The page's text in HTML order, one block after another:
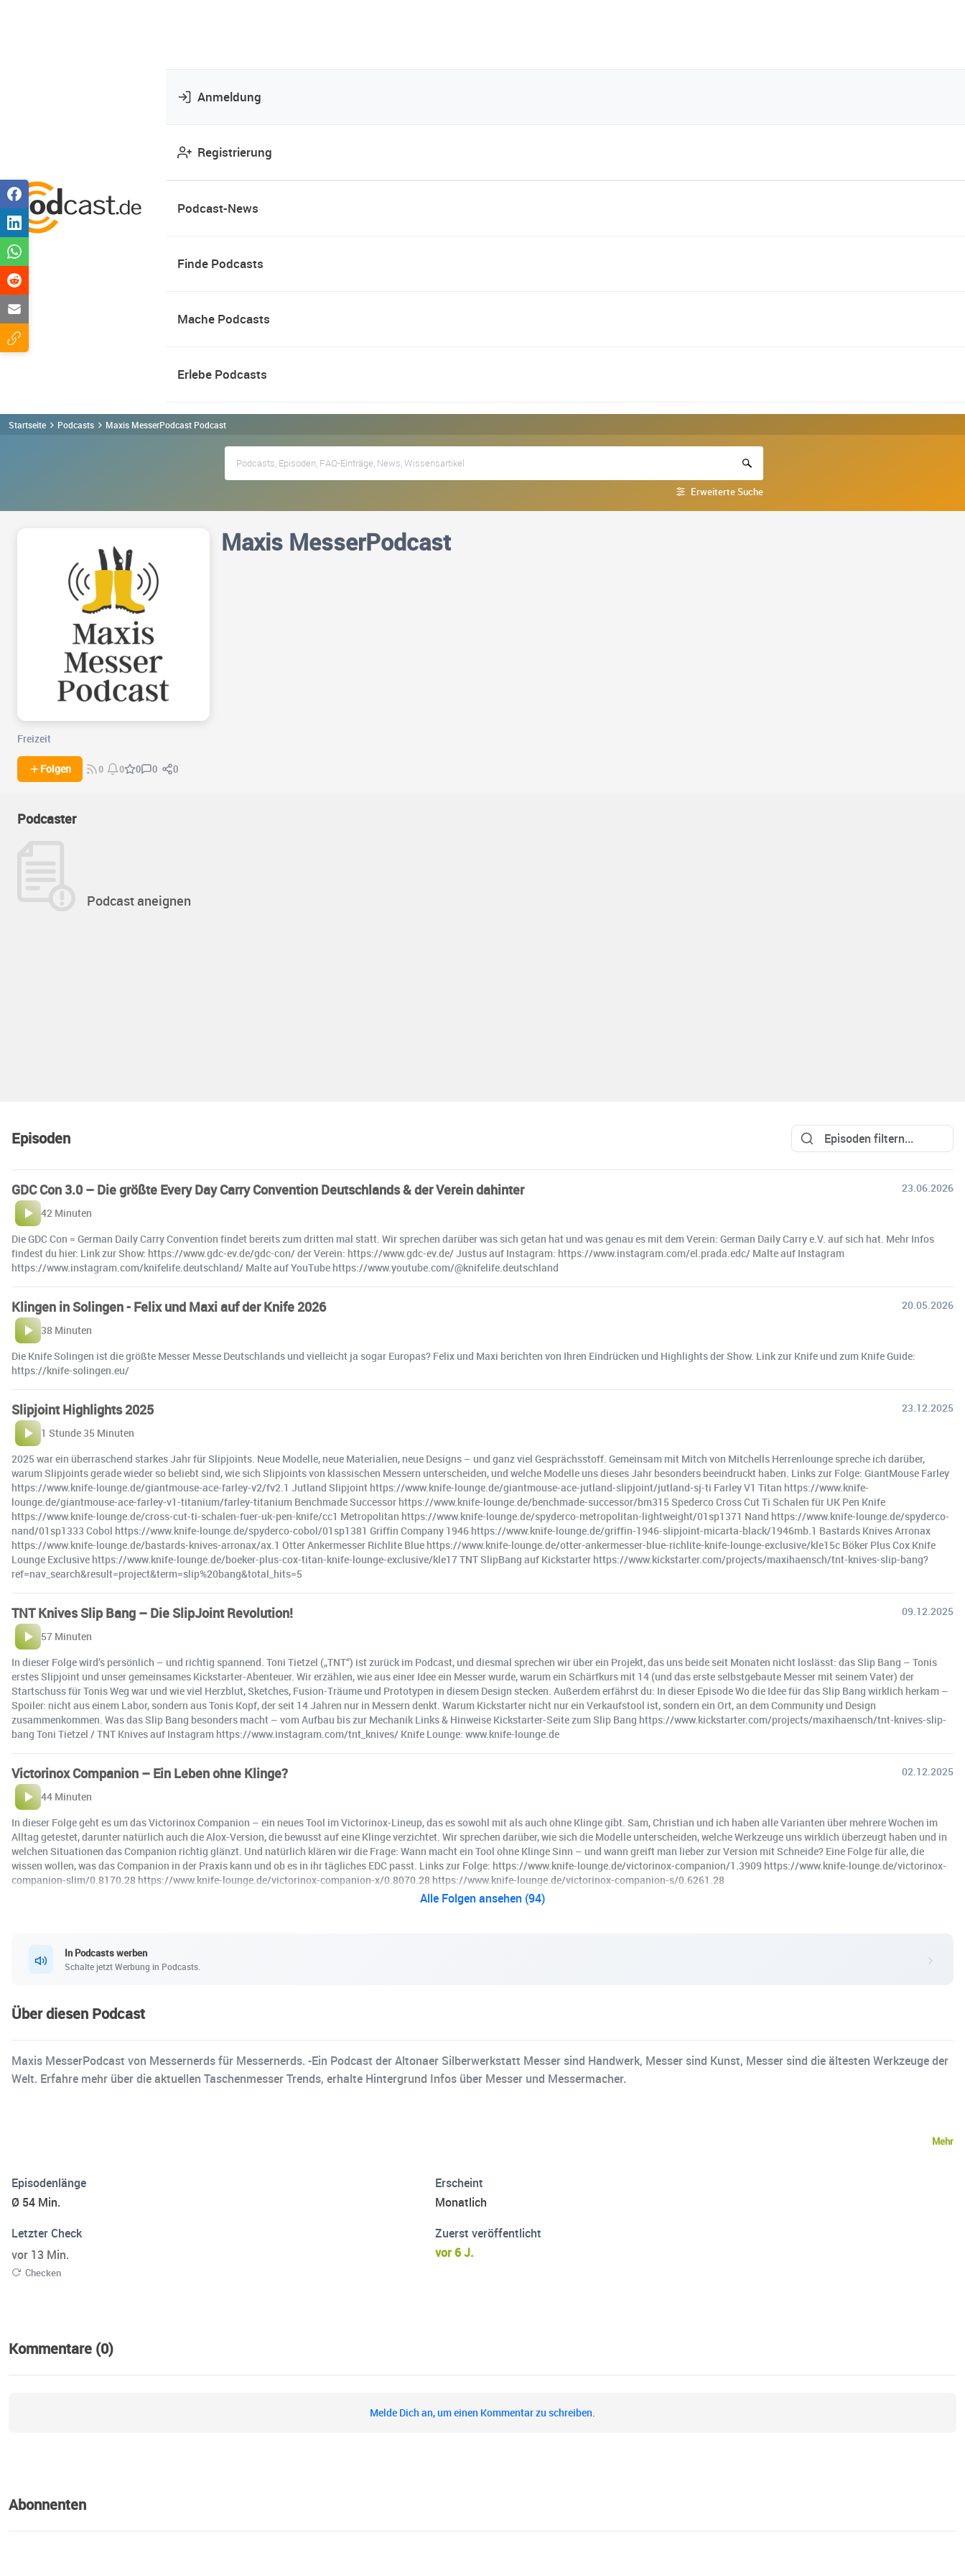
Anmeldung
Registrierung
Podcast-News
Finde Podcasts
Mache Podcasts
Erlebe Podcasts
Startseite Podcasts Maxis MesserPodcast Podcast
Erweiterte Suche
Maxis MesserPodcast
Freizeit
Folgen 0 0 0 0 0
Podcaster
Podcast aneignen
Episoden
GDC Con 3.0 – Die größte Every Day Carry Convention Deutschlands & der Verein dahinter
23.06.2026
42 Minuten
Die GDC Con = German Daily Carry Convention findet bereits zum dritten mal statt. Wir sprechen darüber was sich getan hat und was genau es mit dem Verein: German Daily Carry e.V. auf sich hat. Mehr Infos
findest du hier: Link zur Show: https://www.gdc-ev.de/gdc-con/ der Verein: https://www.gdc-ev.de/ Justus auf Instagram: https://www.instagram.com/el.prada.edc/ Malte auf Instagram
https://www.instagram.com/knifelife.deutschland/ Malte auf YouTube https://www.youtube.com/@knifelife.deutschland
Klingen in Solingen - Felix und Maxi auf der Knife 2026
20.05.2026
38 Minuten
Die Knife Solingen ist die größte Messer Messe Deutschlands und vielleicht ja sogar Europas? Felix und Maxi berichten von Ihren Eindrücken und Highlights der Show. Link zur Knife und zum Knife Guide:
https://knife-solingen.eu/
Slipjoint Highlights 2025
23.12.2025
1 Stunde 35 Minuten
2025 war ein überraschend starkes Jahr für Slipjoints. Neue Modelle, neue Materialien, neue Designs – und ganz viel Gesprächsstoff. Gemeinsam mit Mitch von Mitchells Herrenlounge spreche ich darüber,
warum Slipjoints gerade wieder so beliebt sind, wie sich Slipjoints von klassischen Messern unterscheiden, und welche Modelle uns dieses Jahr besonders beeindruckt haben. Links zur Folge: GiantMouse Farley
https://www.knife-lounge.de/giantmouse-ace-farley-v2/fv2.1 Jutland Slipjoint https://www.knife-lounge.de/giantmouse-ace-jutland-slipjoint/jutland-sj-ti Farley V1 Titan https://www.knife-
lounge.de/giantmouse-ace-farley-v1-titanium/farley-titanium Benchmade Successor https://www.knife-lounge.de/benchmade-successor/bm315 Spederco Cross Cut Ti Schalen für UK Pen Knife
https://www.knife-lounge.de/cross-cut-ti-schalen-fuer-uk-pen-knife/cc1 Metropolitan https://www.knife-lounge.de/spyderco-metropolitan-lightweight/01sp1371 Nand https://www.knife-lounge.de/spyderco-
nand/01sp1333 Cobol https://www.knife-lounge.de/spyderco-cobol/01sp1381 Griffin Company 1946 https://www.knife-lounge.de/griffin-1946-slipjoint-micarta-black/1946mb.1 Bastards Knives Arronax
https://www.knife-lounge.de/bastards-knives-arronax/ax.1 Otter Ankermesser Richlite Blue https://www.knife-lounge.de/otter-ankermesser-blue-richlite-knife-lounge-exclusive/kle15c Böker Plus Cox Knife
Lounge Exclusive https://www.knife-lounge.de/boeker-plus-cox-titan-knife-lounge-exclusive/kle17 TNT SlipBang auf Kickstarter https://www.kickstarter.com/projects/maxihaensch/tnt-knives-slip-bang?
ref=nav_search&result=project&term=slip%20bang&total_hits=5
TNT Knives Slip Bang – Die SlipJoint Revolution!
09.12.2025
57 Minuten
In dieser Folge wird’s persönlich – und richtig spannend. Toni Tietzel („TNT“) ist zurück im Podcast, und diesmal sprechen wir über ein Projekt, das uns beide seit Monaten nicht loslässt: das Slip Bang – Tonis
erstes Slipjoint und unser gemeinsames Kickstarter-Abenteuer. Wir erzählen, wie aus einer Idee ein Messer wurde, warum ein Schärfkurs mit 14 (und das erste selbstgebaute Messer mit seinem Vater) der
Startschuss für Tonis Weg war und wie viel Herzblut, Sketches, Fusion-Träume und Prototypen in diesem Design stecken. Außerdem erfährst du: In dieser Episode Wo die Idee für das Slip Bang wirklich herkam –
Spoiler: nicht aus einem Labor, sondern aus Tonis Kopf, der seit 14 Jahren nur in Messern denkt. Warum Kickstarter nicht nur ein Verkaufstool ist, sondern ein Ort, an dem Community und Design
zusammenkommen. Was das Slip Bang besonders macht – vom Aufbau bis zur Mechanik Links & Hinweise Kickstarter-Seite zum Slip Bang https://www.kickstarter.com/projects/maxihaensch/tnt-knives-slip-
bang Toni Tietzel / TNT Knives auf Instagram https://www.instagram.com/tnt_knives/ Knife Lounge: www.knife-lounge.de
Victorinox Companion – Ein Leben ohne Klinge?
02.12.2025
44 Minuten
In dieser Folge geht es um das Victorinox Companion – ein neues Tool im Victorinox-Lineup, das es sowohl mit als auch ohne Klinge gibt. Sam, Christian und ich haben alle Varianten über mehrere Wochen im
Alltag getestet, darunter natürlich auch die Alox-Version, die bewusst auf eine Klinge verzichtet. Wir sprechen darüber, wie sich die Modelle unterscheiden, welche Werkzeuge uns wirklich überzeugt haben und in
welchen Situationen das Companion richtig glänzt. Und natürlich klären wir die Frage: Wann macht ein Tool ohne Klinge Sinn – und wann greift man lieber zur Version mit Schneide? Eine Folge für alle, die
wissen wollen, was das Companion in der Praxis kann und ob es in ihr tägliches EDC passt. Links zur Folge: https://www.knife-lounge.de/victorinox-companion/1.3909 https://www.knife-lounge.de/victorinox-
companion-slim/0.8170.28 https://www.knife-lounge.de/victorinox-companion-x/0.8070.28 https://www.knife-lounge.de/victorinox-companion-s/0.6261.28
Alle Folgen ansehen (94)
In Podcasts werben
Schalte jetzt Werbung in Podcasts.
Über diesen Podcast
Maxis MesserPodcast von Messernerds für Messernerds. -Ein Podcast der Altonaer Silberwerkstatt Messer sind Handwerk, Messer sind Kunst, Messer sind die ältesten Werkzeuge der
Welt. Erfahre mehr über die aktuellen Taschenmesser Trends, erhalte Hintergrund Infos über Messer und Messermacher.
Mehr
Episodenlänge
Ø 54 Min.
Erscheint
Monatlich
Letzter Check
vor 13 Min.
Checken
Zuerst veröffentlicht
vor 6 J.
Kommentare (0)
Melde Dich an, um einen Kommentar zu schreiben.
Abonnenten